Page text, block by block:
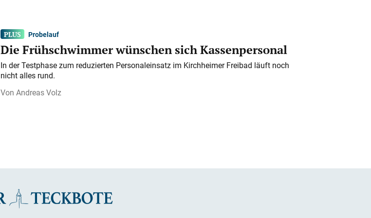
Probelauf
Die Frühschwimmer wünschen sich Kassenpersonal
In der Testphase zum reduzierten Personaleinsatz im Kirchheimer Freibad läuft noch
nicht alles rund.
Andreas Volz